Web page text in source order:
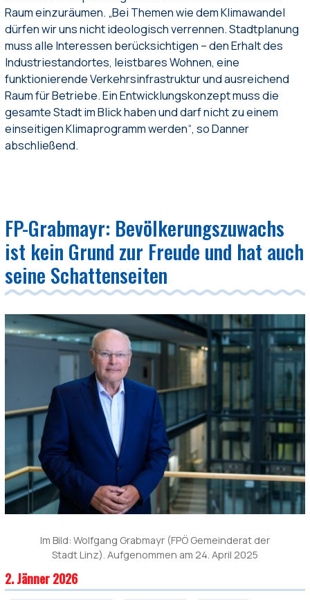
Raum einzuräumen. „Bei Themen wie dem Klimawandel
dürfen wir uns nicht ideologisch verrennen. Stadtplanung
muss alle Interessen berücksichtigen – den Erhalt des
Industriestandortes, leistbares Wohnen, eine
funktionierende Verkehrsinfrastruktur und ausreichend
Raum für Betriebe. Ein Entwicklungskonzept muss die
gesamte Stadt im Blick haben und darf nicht zu einem
einseitigen Klimaprogramm werden“, so Danner
abschließend.
FP-Grabmayr: Bevölkerungszuwachs
ist kein Grund zur Freude und hat auch
seine Schattenseiten
Im Bild: Wolfgang Grabmayr (FPÖ Gemeinderat der
Stadt Linz). Aufgenommen am 24. April 2025
2. Jänner 2026